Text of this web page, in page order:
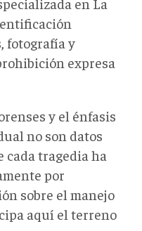
fotografía y
expresa
y el énfasis
no son datos
cada tragedia ha
por
sobre el manejo
aquí el terreno